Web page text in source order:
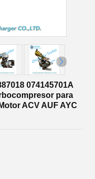
074145701A
para
ACV AUF AYC